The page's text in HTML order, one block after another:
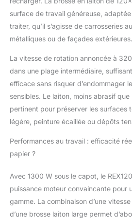
l'abrasif
120 mm
latérale
sortie
pour
bouchon
pas
surface de travail généreuse,
traiter, qu’il s’agisse de carrosseries
métalliques ou de façades extérieures.
La vitesse de rotation annoncée à
dans une plage intermédiaire,
efficace sans risquer d’endommager
sensibles. Le laiton, moins abrasif que
pertinent pour préserver les surfaces
légère, peinture écaillée ou dépôts
Performances au travail : efficacité
papier ?
Avec 1300 W sous le capot, le
puissance moteur convaincante pour
gamme. La combinaison d’une
d’une brosse laiton large permet